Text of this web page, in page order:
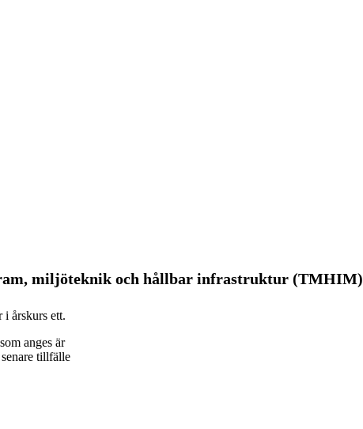
miljöteknik och hållbar infrastruktur (TMHIM)
i årskurs ett.
anges är
tillfälle